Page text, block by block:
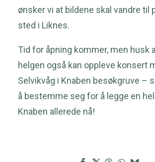
ønsker vi at bildene skal vandre til
sted i Liknes.
Tid for åpning kommer, men husk
helgen også kan oppleve konsert
Selvikvåg i Knaben besøkgruve –
å bestemme seg for å legge en
Knaben allerede nå!